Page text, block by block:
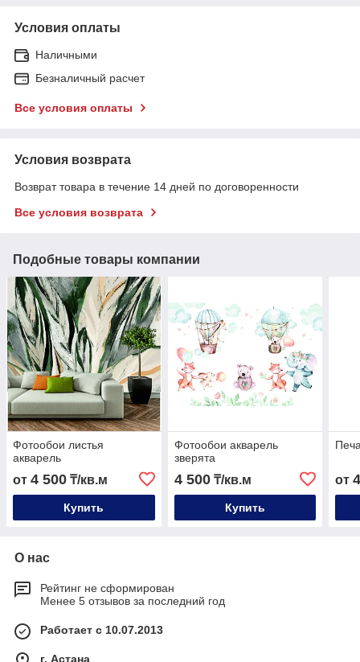
Условия оплаты
Наличными
Безналичный расчет
Все условия оплаты
Условия возврата
Возврат товара в течение 14 дней по договоренности
Все условия возврата
Подобные товары компании
Фотообои листья
акварель
от 4 500 ₸/кв.м
Купить
Фотообои акварель
зверята
4 500₸/кв.м
Купить
от
О нас
Рейтинг не сформирован
Менее 5 отзывов за последний год
Работает с 10.07.2013
г. Астана